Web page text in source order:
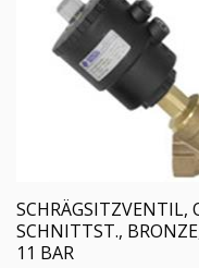
SCHRÄGSITZVENTIL,
SCHNITTST.,
11 BAR